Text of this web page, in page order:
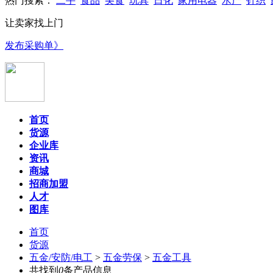
让卖家找上门
发布采购单》
首页
货源
企业库
资讯
商城
招商加盟
人才
图库
首页
货源
五金/安防/电工 > 五金劳保 > 五金工具
共找到 0条产品信息